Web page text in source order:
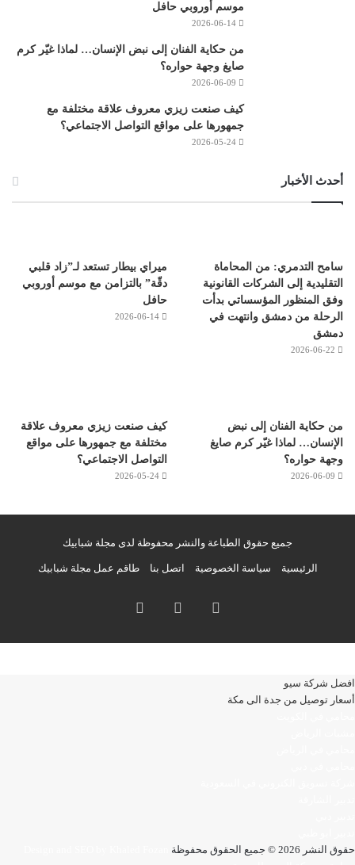
موسم أوروبي حافل
2026-06-14
من حكاية الفنان إلى نبض الإنسان… لماذا غيّر كرم
صايغ وجهة حواره؟
2026-06-09
كيف صنعت زيزي معروف علاقة مختلفة مع
جمهورها على مواقع التواصل الاجتماعي؟
2026-05-24
أحدث الأخبار
سامح التدمري: من المحاماة
التقليدية إلى الشركات القانونية
وفق المنظور المؤسساتي بدأت
الرحلة من دمشق وانتهت في
دمشق
2026-06-22
ميراي بيطار تستعد لـ”زاد قلبي
دقّة” بالتزامن مع موسم أوروبي
حافل
2026-06-14
من حكاية الفنان إلى نبض
الإنسان… لماذا غيّر كرم صايغ
وجهة حواره؟
2026-06-09
كيف صنعت زيزي معروف علاقة
مختلفة مع جمهورها على مواقع
التواصل الاجتماعي؟
2026-05-24
جميع حقوق الطباعة والنشر محفوظة لدى مجلة شبابيك
الرئيسية سياسة الخصوصية اتصل بنا طاقم عمل مجلة شبابيك
فيسبوك انستقرام
افضل شركة سيو
أسعار توصيل من جدة الى مكة
حقوق النشر 2026 © جميع الحقوق محفوظة